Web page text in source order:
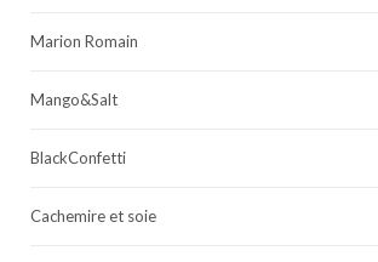
Marion Romain
Mango&Salt
BlackConfetti
Cachemire et soie